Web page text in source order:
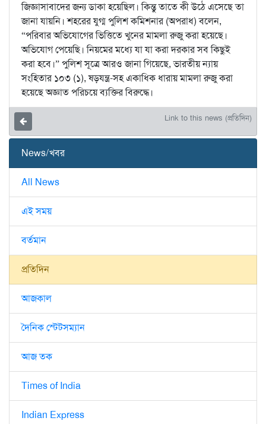
জিজ্ঞাসাবাদের জন্য ডাকা হয়েছিল। কিন্তু তাতে কী উঠে এসেছে তা
জানা যায়নি। শহরের যুগ্ম পুলিশ কমিশনার (অপরাধ) বলেন,
“পরিবার অভিযোগের ভিত্তিতে খুনের মামলা রুজু করা হয়েছে।
অভিযোগ পেয়েছি। নিয়মের মধ্যে যা যা করা দরকার সব কিছুই
করা হবে।” পুলিশ সূত্রে আরও জানা গিয়েছে, ভারতীয় ন‍্যায়
সংহিতার ১০৩ (১), ষড়যন্ত্র-সহ একাধিক ধারায় মামলা রুজু করা
হয়েছে অজ্ঞাত পরিচয়ে ব‍্যক্তির বিরুদ্ধে।
Link to this news (প্রতিদিন)
News/খবর
All News
এই সময়
বর্তমান
প্রতিদিন
আজকাল
দৈনিক স্টেটসম্যান
আজ তক
Times of India
Indian Express